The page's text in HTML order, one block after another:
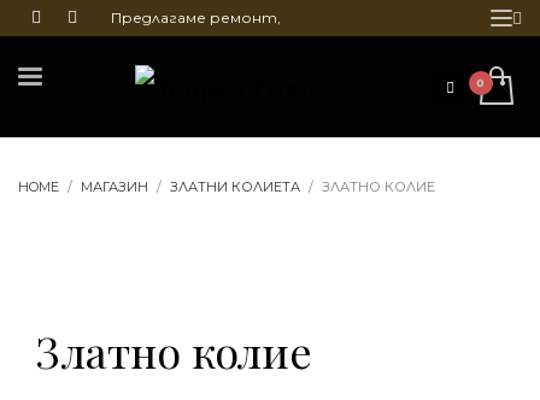
Предлагаме ремонт,
на бижута
HOME МАГАЗИН ЗЛАТНИ КОЛИЕТА ЗЛАТНО КОЛИЕ
Златно колие